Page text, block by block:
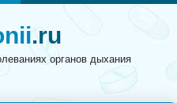
.ru
органов дыхания